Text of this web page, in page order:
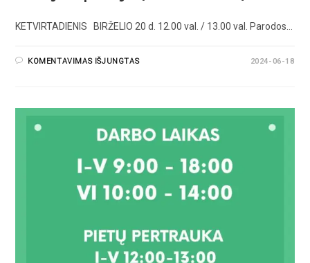
KETVIRTADIENIS BIRŽELIO 20 d. 12.00 val. / 13.00 val. Parodos…
KOMENTAVIMAS IŠJUNGTAS 2024-06-18